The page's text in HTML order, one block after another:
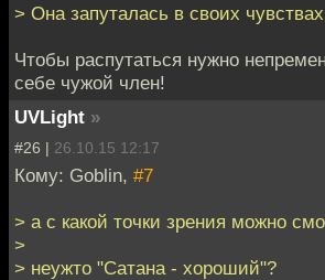
> Она запуталась в своих
Чтобы распутаться нужно
себе чужой член!
UVLight »
#26 | 26.10.15 12:17
Кому: Goblin, #7
> а с какой точки зрения можно
>
> неужто "Сатана - хороший"?